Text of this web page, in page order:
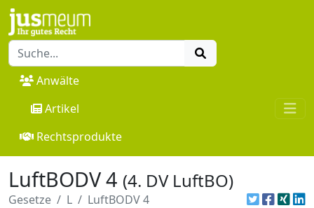
Anwälte
Artikel
Rechtsprodukte
LuftBODV 4 (4. DV LuftBO)
Gesetze L LuftBODV 4